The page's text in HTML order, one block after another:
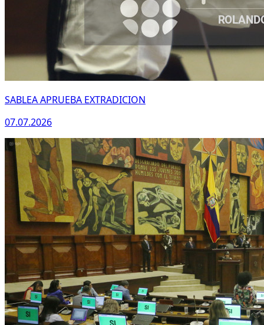
SABLEA APRUEBA EXTRADICION
07.07.2026